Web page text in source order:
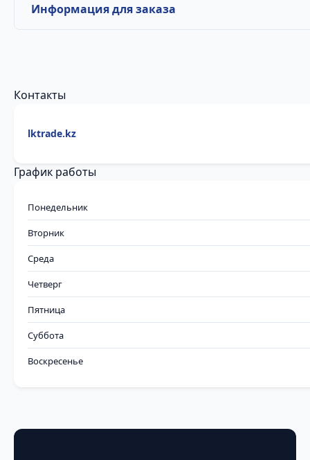
Информация для заказа
Контакты
lktrade.kz
График работы
Понедельник
Вторник
Среда
Четверг
Пятница
Суббота
Воскресенье